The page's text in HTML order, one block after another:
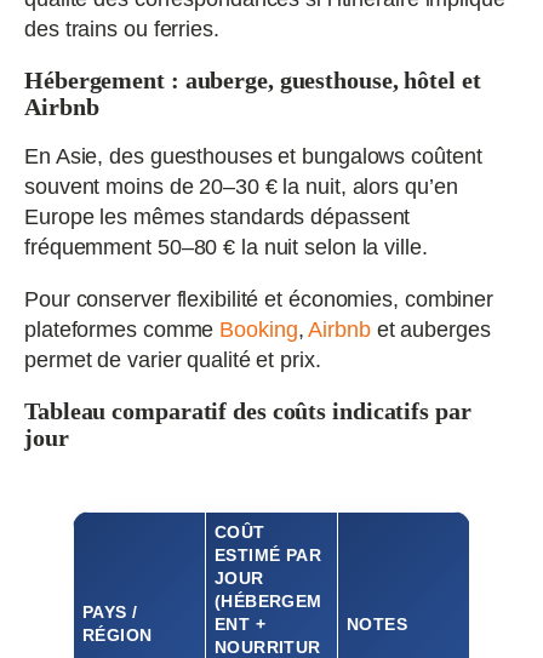
des trains ou ferries.
Hébergement : auberge, guesthouse, hôtel et
Airbnb
En Asie, des guesthouses et bungalows coûtent
souvent moins de 20–30 € la nuit, alors qu’en
Europe les mêmes standards dépassent
fréquemment 50–80 € la nuit selon la ville.
Pour conserver flexibilité et économies, combiner
plateformes comme Booking,Airbnbet auberges
permet de varier qualité et prix.
Tableau comparatif des coûts indicatifs par
jour
PAYS /
RÉGION
COÛT
ESTIMÉ PAR
JOUR
(HÉBERGEM
ENT +
NOURRITUR
NOTES